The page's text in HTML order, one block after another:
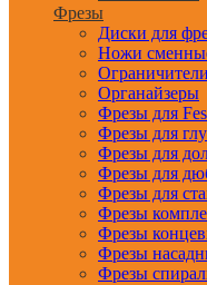
Фрезы
Диски для
Ножи
Ограничители
Органайзеры
Фрезы для
Фрезы для
Фрезы для
Фрезы для
Фрезы для
Фрезы
Фрезы
Фрезы
Фрезы